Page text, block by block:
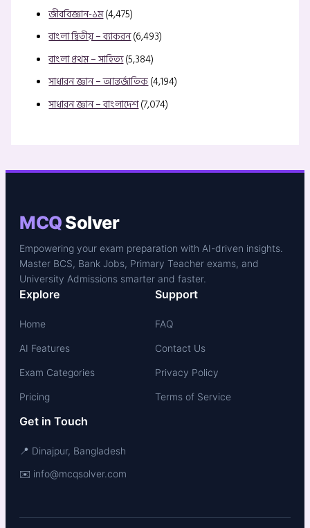
জীববিজ্ঞান-১ম(4,475)
বাংলা দ্বিতীয় – ব্যাকরন(6,493)
বাংলা প্রথম – সাহিত্য(5,384)
সাধারন জ্ঞান – আন্তর্জাতিক(4,194)
সাধারন জ্ঞান – বাংলাদেশ(7,074)
MCQSolver
Empowering your exam preparation with AI-driven insights.
Master BCS, Bank Jobs, Primary Teacher exams, and
University Admissions smarter and faster.
Explore
Home
AI Features
Exam Categories
Pricing
Support
FAQ
Contact Us
Privacy Policy
Terms of Service
Get in Touch
📍 Dinajpur, Bangladesh
✉️ info@mcqsolver.com